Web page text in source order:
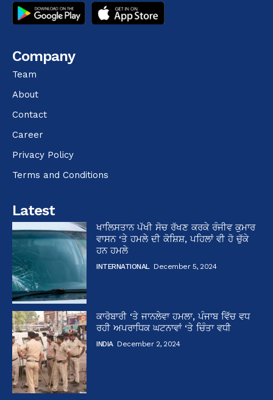
Company
Team
About
Contact
Career
Privacy Policy
Terms and Conditions
Latest
ਖਾਲਿਸਤਾਨ ਪੱਖੀ ਸੋਚ ਰੱਖਣ ਕਰਕੇ ਰੰਜੀਵ ਕੁਮਾਰ
ਵਾਸਨ ‘ਤੇ ਹਮਲੇ ਦੀ ਕੋਸ਼ਿਸ਼, ਪਹਿਲਾਂ ਵੀ ਹੋ ਚੁੱਕੇ
ਹਨ ਹਮਲੇ
INTERNATIONAL December 5, 2024
ਕਾਰੋਬਾਰੀ ‘ਤੇ ਜਾਨਲੇਵਾ ਹਮਲਾ, ਪੰਜਾਬ ਵਿੱਚ ਵਧ
ਰਹੀ ਅਪਰਾਧਿਕ ਘਟਨਾਵਾਂ ‘ਤੇ ਚਿੰਤਾ ਵਧੀ
INDIA December 2, 2024